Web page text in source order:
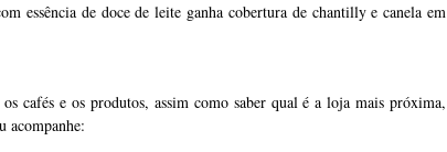
essência de doce de leite ganha cobertura de chantilly e canela em
cafés e os produtos, assim como saber qual é a loja mais próxima,
acompanhe: